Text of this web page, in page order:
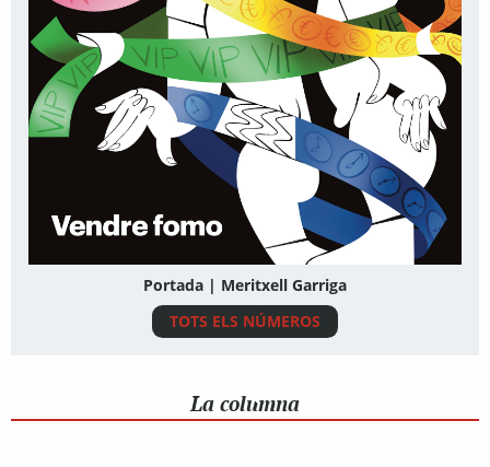
Portada | Meritxell Garriga
TOTS ELS NÚMEROS
La columna